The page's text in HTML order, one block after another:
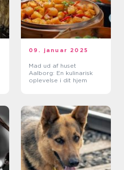
09. januar 2025
Mad ud af huset
Aalborg: En kulinarisk
oplevelse i dit hjem